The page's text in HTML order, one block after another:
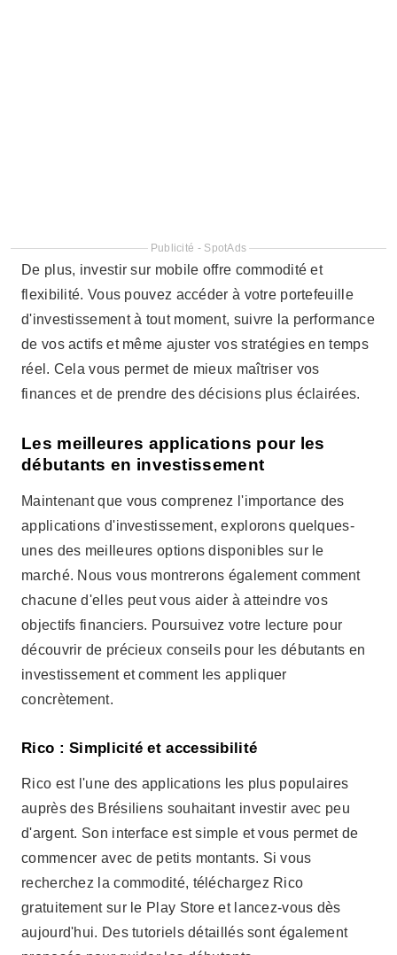
débutants en investissement
Maintenant que vous comprenez l'importance des
applications d'investissement, explorons quelques-
unes des meilleures options disponibles sur le
marché. Nous vous montrerons également comment
chacune d'elles peut vous aider à atteindre vos
objectifs financiers. Poursuivez votre lecture pour
investissement et comment les appliquer
Rico : Simplicité et accessibilité
Rico est l'une des applications les plus populaires
auprès des Brésiliens souhaitant investir avec peu
d'argent. Son interface est simple et vous permet de
commencer avec de petits montants. Si vous
recherchez la commodité, téléchargez Rico
gratuitement sur le Play Store et lancez-vous dès
Rico se distingue également par sa communauté
active, où les utilisateurs peuvent partager leurs
expériences. Cela vous permet d'apprendre de ceux
qui ont plus d'expérience sur le marché. Cependant, il
est important de garder à l'esprit que, malgré la
fiabilité de l'application, il est important d'évaluer les
risques avant de prendre des décisions. Ainsi, vous